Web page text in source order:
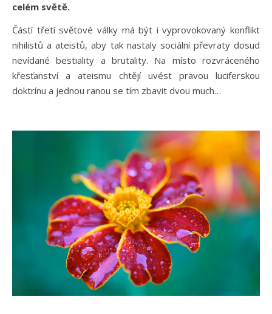
celém světě.
Částí třetí světové války má být i vyprovokovaný konflikt
nihilistů a ateistů, aby tak nastaly sociální převraty dosud
nevídané bestiality a brutality. Na místo rozvráceného
křesťanství a ateismu chtějí uvést pravou luciferskou
doktrínu a jednou ranou se tím zbavit dvou much…